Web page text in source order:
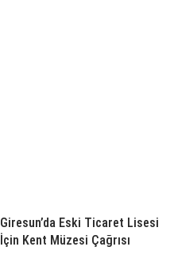
Giresun’da Eski Ticaret Lisesi
İçin Kent Müzesi Çağrısı